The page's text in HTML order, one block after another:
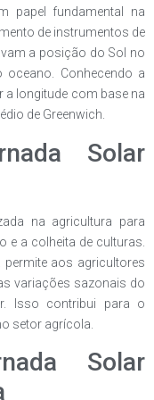
papel fundamental na
de instrumentos de
a posição do Sol no
Conhecendo a
a longitude com base na
de Greenwich.
Solar
na agricultura para
e a colheita de culturas.
aos agricultores
variações sazonais do
Isso contribui para o
setor agrícola.
Solar